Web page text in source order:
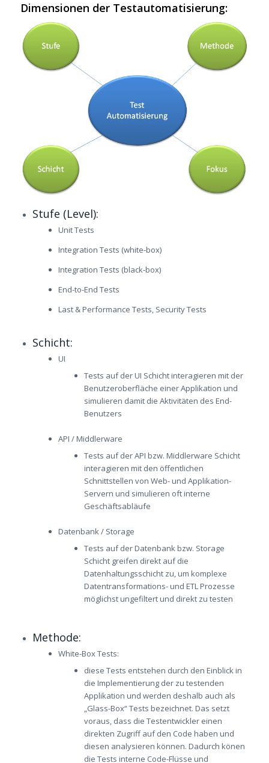
Dimensionen der Testautomatisierung:
Stufe (Level):
Unit Tests
Integration Tests (white-box)
Integration Tests (black-box)
End-to-End Tests
Last & Performance Tests, Security Tests
Schicht:
UI
Tests auf der UI Schicht interagieren mit der
Benutzeroberfläche einer Applikation und
simulieren damit die Aktivitäten des End-
Benutzers
API / Middlerware
Tests auf der API bzw. Middlerware Schicht
interagieren mit den öffentlichen
Schnittstellen von Web- und Applikation-
Servern und simulieren oft interne
Geschäftsabläufe
Datenbank / Storage
Tests auf der Datenbank bzw. Storage
Schicht greifen direkt auf die
Datenhaltungsschicht zu, um komplexe
Datentransformations- und ETL Prozesse
möglichst ungefiltert und direkt zu testen
Methode:
White-Box Tests:
diese Tests entstehen durch den Einblick in
die Implementierung der zu testenden
Applikation und werden deshalb auch als
„Glass-Box“ Tests bezeichnet. Das setzt
voraus, dass die Testentwickler einen
direkten Zugriff auf den Code haben und
diesen analysieren können. Dadurch könen
die Tests interne Code-Flüsse und